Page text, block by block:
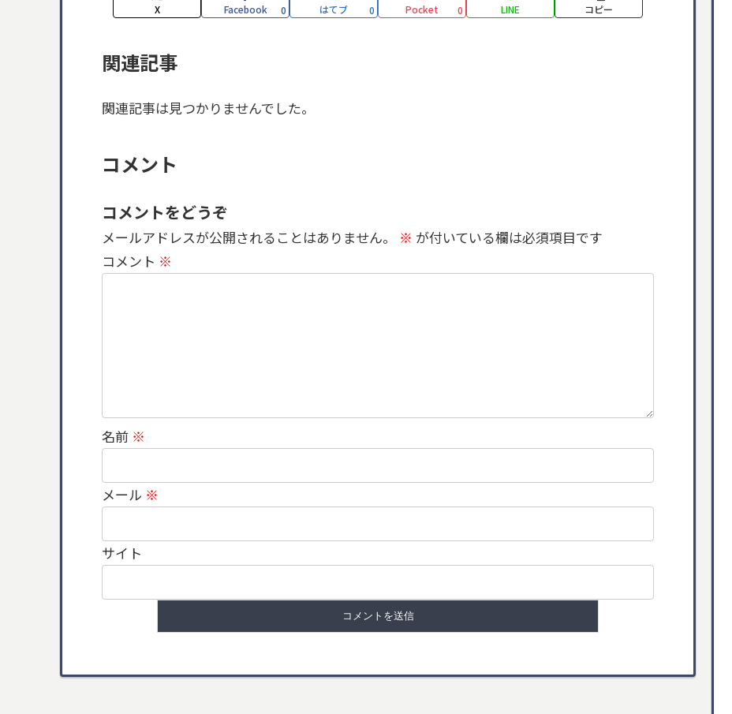
X Facebook 0 はてブ 0 Pocket 0 LINE コピー
関連記事
関連記事は見つかりませんでした。
コメント
コメントをどうぞ
メールアドレスが公開されることはありません。 ※ が付いている欄は必須項目です
コメント ※
名前 ※
メール ※
サイト